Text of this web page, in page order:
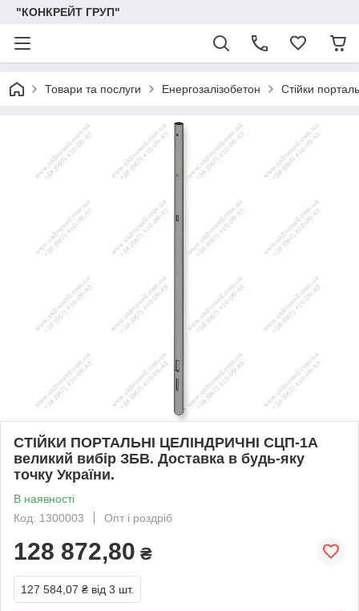
"КОНКРЕЙТ ГРУП"
Товари та послуги Енергозалізобетон Стійки
СТІЙКИ ПОРТАЛЬНІ ЦЕЛІНДРИЧНІ СЦП-1А
великий вибір ЗБВ. Доставка в будь-яку
точку України.
В наявності
Код: 1300003
Опт і роздріб
128 872,80 ₴
127 584,07 ₴ від 3 шт.